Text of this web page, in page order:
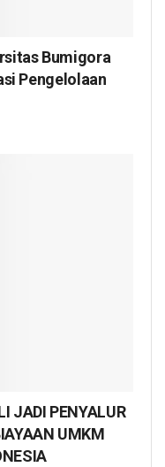
Bumigora
Pengelolaan
JADI PENYALUR
UMKM